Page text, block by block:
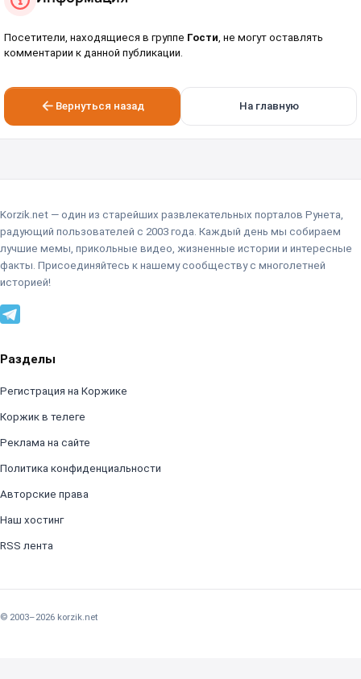
Посетители, находящиеся в группе Гости , не могут оставлять
комментарии к данной публикации.
Вернуться назад На главную
Korzik.net — один из старейших развлекательных порталов Рунета,
радующий пользователей с 2003 года. Каждый день мы собираем
лучшие мемы, прикольные видео, жизненные истории и интересные
факты. Присоединяйтесь к нашему сообществу с многолетней
историей!
Разделы
Регистрация на Коржике
Коржик в телеге
Реклама на сайте
Политика конфиденциальности
Авторские права
Наш хостинг
RSS лента
© 2003–2026 korzik.net